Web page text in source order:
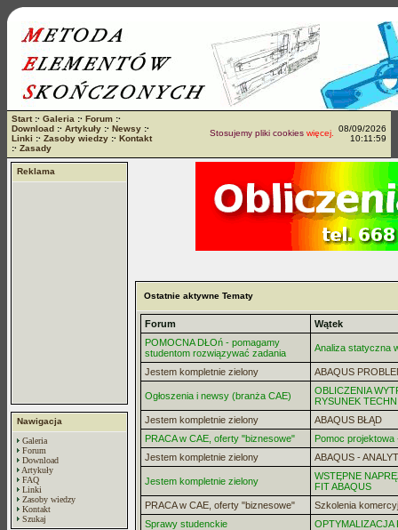
Start:· Galeria :· Forum :·
Download :· Artykuły :· Newsy :·
Linki :· Zasoby wiedzy :· Kontakt
:· Zasady
Stosujemy pliki cookieswięcej...
08/09/2026
10:11:59
Reklama
Nawigacja
Galeria
Forum
Download
Artykuły
FAQ
Linki
Zasoby wiedzy
Kontakt
Szukaj
Ostatnie aktywne Tematy
Forum
Wątek
POMOCNA DŁOń - pomagamy
studentom rozwiązywać zadania
Analiza statyczna
Jestem kompletnie zielony ABAQUS
Ogłoszenia i newsy (branża CAE)
OBLICZENIA
RYSUNEK
Jestem kompletnie zielony
ABAQUS BŁĄD
PRACA w CAE, oferty "biznesowe"
Pomoc projektowa
Jestem kompletnie zielony
ABAQUS -
Jestem kompletnie zielony
WSTĘPNE
FIT ABAQUS
PRACA w CAE, oferty "biznesowe"
Szkolenia
Sprawy studenckie
OPTYMALIZACJA